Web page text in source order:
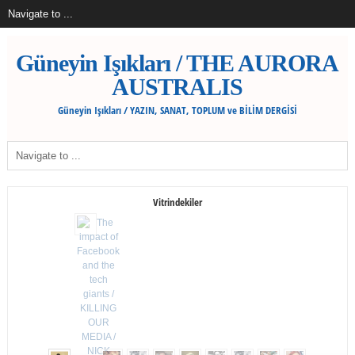
Güneyin Işıkları / THE AURORA
AUSTRALIS
Güneyin Işıkları / YAZIN, SANAT, TOPLUM ve BİLİM DERGİSİ
Vitrindekiler